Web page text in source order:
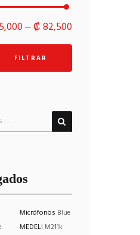
mínimo
máximo
FILTRAR
—₡ 82,500
Micrófonos Blue
MEDELI M211k